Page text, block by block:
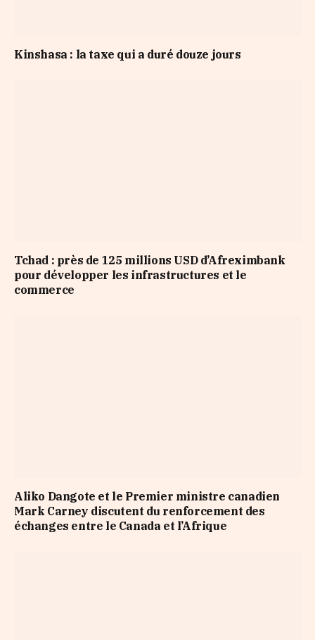
Kinshasa : la taxe qui a duré douze jours
Tchad : près de 125 millions USD d’Afreximbank
pour développer les infrastructures et le
commerce
Aliko Dangote et le Premier ministre canadien
Mark Carney discutent du renforcement des
échanges entre le Canada et l’Afrique